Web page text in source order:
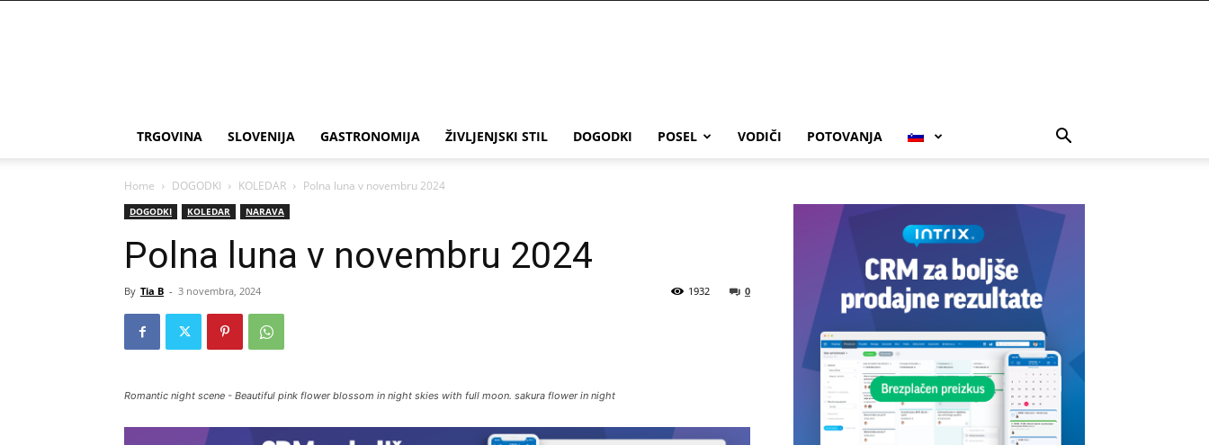
TRGOVINA SLOVENIJA GASTRONOMIJA ŽIVLJENJSKI STIL DOGODKI POSEL VODIČI POTOVANJA
Home DOGODKI KOLEDAR Polna luna v novembru 2024
DOGODKI KOLEDAR NARAVA
Polna luna v novembru 2024
By Tia B - 3 novembra, 2024 0
1932
Romantic night scene - Beautiful pink flower blossom in night skies with full moon. sakura flower in night